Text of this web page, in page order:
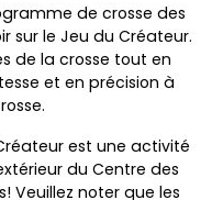
de crosse des
sur le Jeu du Créateur.
de la crosse tout en
et en précision à
est une activité
du Centre des
Veuillez noter que les